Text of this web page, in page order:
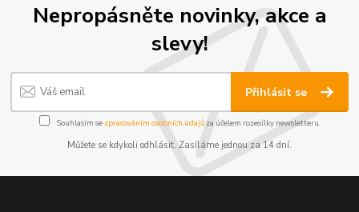
Nepropásněte novinky, akce a
slevy!
Přihlásit se
Souhlasím se zpracováním osobních údajůza účelem rozesílky newsletteru.
Můžete se kdykoli odhlásit. Zasíláme jednou za 14 dní.